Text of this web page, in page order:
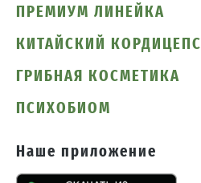
ПРЕМИУМ ЛИНЕЙКА
КИТАЙСКИЙ КОРДИЦЕПС
ГРИБНАЯ КОСМЕТИКА
ПСИХОБИОМ
Наше приложение